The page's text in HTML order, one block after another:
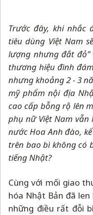
Trước đây, khi nhắc
tiêu dùng Việt Nam
lượng nhưng đắt
thương hiệu đình
nhưng khoảng 2 - 3
mỹ phẩm nội địa
cao cấp bỗng rộ lên
phụ nữ Việt Nam
nước Hoa Anh đào,
trên bao bì không có
tiếng Nhật?
Cùng với mối giao
hóa Nhật Bản đã
những điều rất đỗi